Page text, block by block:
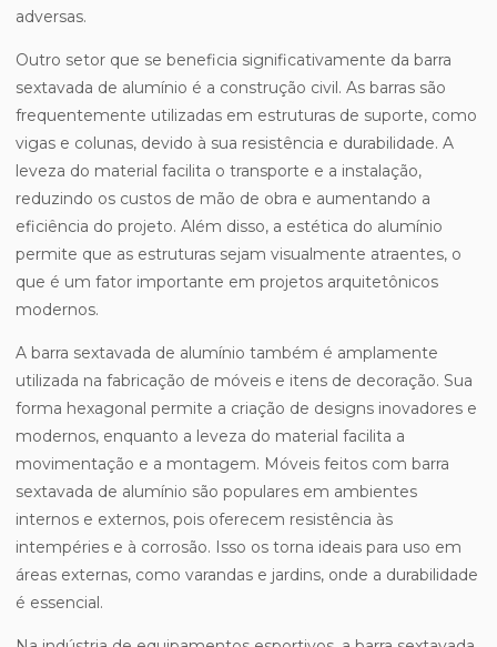
adversas.
Outro setor que se beneficia significativamente da barra
sextavada de alumínio é a construção civil. As barras são
frequentemente utilizadas em estruturas de suporte, como
vigas e colunas, devido à sua resistência e durabilidade. A
leveza do material facilita o transporte e a instalação,
reduzindo os custos de mão de obra e aumentando a
eficiência do projeto. Além disso, a estética do alumínio
permite que as estruturas sejam visualmente atraentes, o
que é um fator importante em projetos arquitetônicos
modernos.
A barra sextavada de alumínio também é amplamente
utilizada na fabricação de móveis e itens de decoração. Sua
forma hexagonal permite a criação de designs inovadores e
modernos, enquanto a leveza do material facilita a
movimentação e a montagem. Móveis feitos com barra
sextavada de alumínio são populares em ambientes
internos e externos, pois oferecem resistência às
intempéries e à corrosão. Isso os torna ideais para uso em
áreas externas, como varandas e jardins, onde a durabilidade
é essencial.